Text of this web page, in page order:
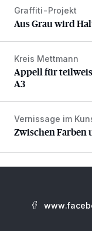
Aus Grau wird
Graffiti-Projekt
Aus Grau wird
Appell für
Kreis Mettmann
Appell für
A3
Zwischen Farben
Vernissage im
Zwischen Farben